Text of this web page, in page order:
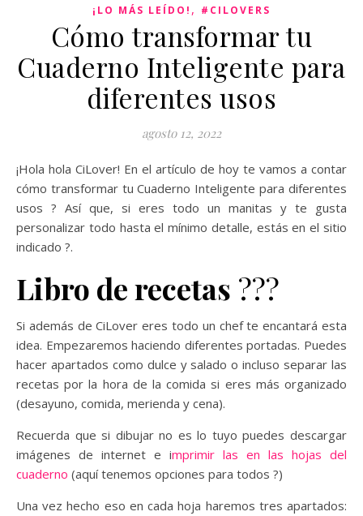
¡LO MÁS LEÍDO! , #CILOVERS
Cómo transformar tu
Cuaderno Inteligente para
diferentes usos
agosto 12, 2022
¡Hola hola CiLover! En el artículo de hoy te vamos a contar
cómo transformar tu Cuaderno Inteligente para diferentes
usos ? Así que, si eres todo un manitas y te gusta
personalizar todo hasta el mínimo detalle, estás en el sitio
indicado ?.
Libro de recetas ??‍?
Si además de CiLover eres todo un chef te encantará esta
idea. Empezaremos haciendo diferentes portadas. Puedes
hacer apartados como dulce y salado o incluso separar las
recetas por la hora de la comida si eres más organizado
(desayuno, comida, merienda y cena).
Recuerda que si dibujar no es lo tuyo puedes descargar
imágenes de internet e imprimir las en las hojas del
cuaderno (aquí tenemos opciones para todos ?)
Una vez hecho eso en cada hoja haremos tres apartados: